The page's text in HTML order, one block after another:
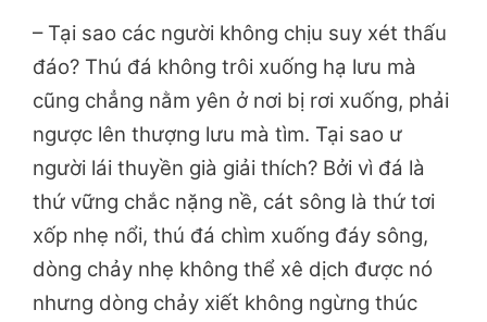
– Tại sao các người không chịu suy xét thấu
đáo? Thú đá không trôi xuống hạ lưu mà
cũng chẳng nằm yên ở nơi bị rơi xuống, phải
ngược lên thượng lưu mà tìm. Tại sao ư
người lái thuyền già giải thích? Bởi vì đá là
thứ vững chắc nặng nề, cát sông là thứ tơi
xốp nhẹ nổi, thú đá chìm xuống đáy sông,
dòng chảy nhẹ không thể xê dịch được nó
nhưng dòng chảy xiết không ngừng thúc